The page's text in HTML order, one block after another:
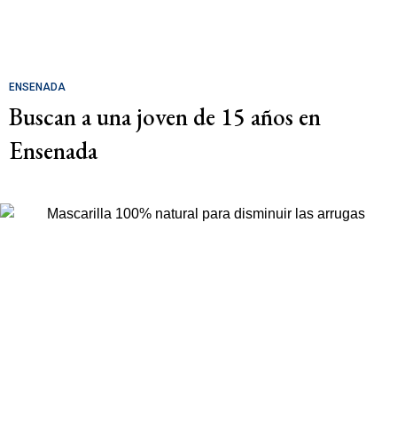
ENSENADA
Buscan a una joven de 15 años en
Ensenada